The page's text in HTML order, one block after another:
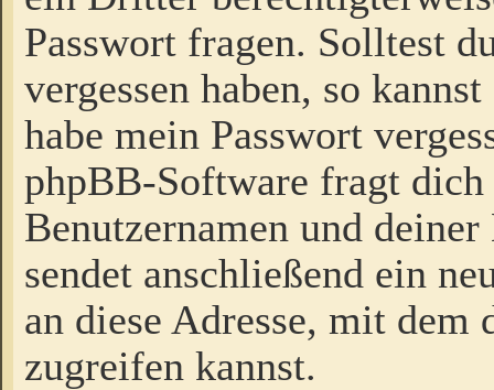
Passwort fragen. Solltest
vergessen haben, so
habe mein Passwort
phpBB-Software fragt dich
Benutzernamen und
sendet anschließend ein
an diese Adresse, mit dem
zugreifen kannst.